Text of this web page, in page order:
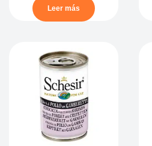
Leer más